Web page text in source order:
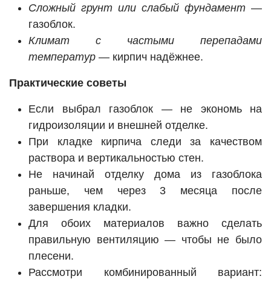
Сложный грунт или слабый фундамент —
газоблок.
Климат с частыми перепадами
температур — кирпич надёжнее.
Практические советы
Если выбрал газоблок — не экономь на
гидроизоляции и внешней отделке.
При кладке кирпича следи за качеством
раствора и вертикальностью стен.
Не начинай отделку дома из газоблока
раньше, чем через 3 месяца после
завершения кладки.
Для обоих материалов важно сделать
правильную вентиляцию — чтобы не было
плесени.
Рассмотри комбинированный вариант: